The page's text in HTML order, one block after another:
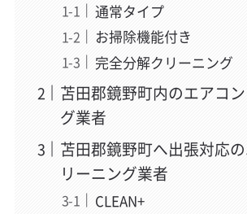
通常タイプ
お掃除機能付き
完全分解クリーニング
苫田郡鏡野町内のエアコ
グ業者
苫田郡鏡野町へ出張対応
リーニング業者
CLEAN+